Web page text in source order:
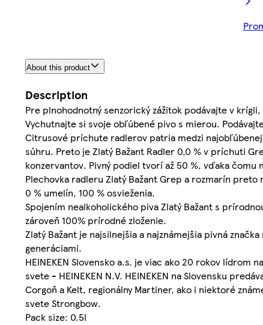
About this product
Description
Pre plnohodnotný senzorický zážitok podávajte v
Vychutnajte si svoje obľúbené pivo s mierou.
Citrusové príchute radlerov patria medzi
súhru. Preto je Zlatý Bažant Radler 0,0 % v príchuti
konzervantov. Pivný podiel tvorí až 50 %, vďaka
Plechovka radleru Zlatý Bažant Grep a rozmarín
0 % umelín, 100 % osvieženia.
Spojením nealkoholického piva Zlatý Bažant s
zároveň 100% prírodné zloženie.
Zlatý Bažant je najsilnejšia a najznámejšia pivná
generáciami.
HEINEKEN Slovensko a.s. je viac ako 20 rokov
svete - HEINEKEN N.V. HEINEKEN na Slovensku
Corgoň a Kelt, regionálny Martiner, ako i niektoré
svete Strongbow.
Pack size: 0.5l